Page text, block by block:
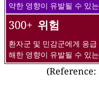
약한 영향이 유발될 수 있
300+ 위험
환자군 및 민감군에게 응
해한 영향이 유발될 수 있
(Reference: